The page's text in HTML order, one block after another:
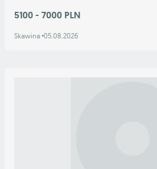
5100 - 7000 PLN
Skawina 05.08.2026